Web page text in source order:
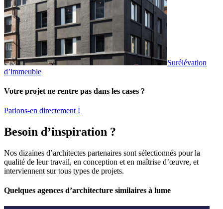
Surélévation
d’immeuble
Votre projet ne rentre pas dans les cases ?
Parlons-en directement !
Besoin d’inspiration ?
Nos dizaines d’architectes partenaires sont sélectionnés pour la
qualité de leur travail, en conception et en maîtrise d’œuvre, et
interviennent sur tous types de projets.
Quelques agences d’architecture similaires à lume